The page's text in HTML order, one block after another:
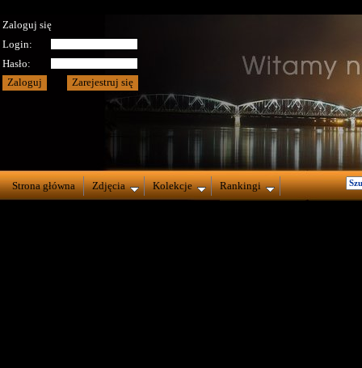
Zaloguj się
Login:
Hasło:
Strona główna Zdjęcia Kolekcje Rankingi